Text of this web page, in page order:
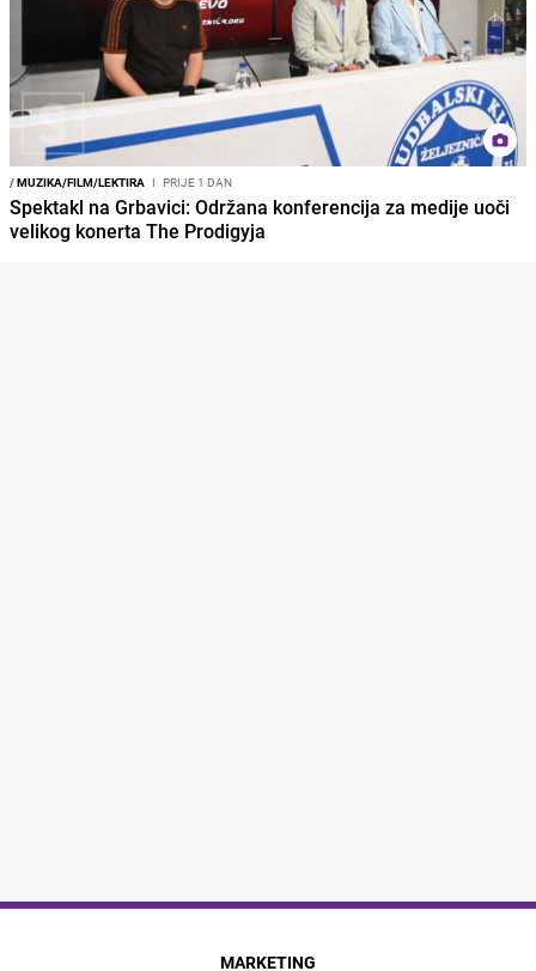
/MUZIKA/FILM/LEKTIRA I PRIJE 1 DAN
Spektakl na Grbavici: Održana konferencija za medije uoči
velikog konerta The Prodigyja
MARKETING